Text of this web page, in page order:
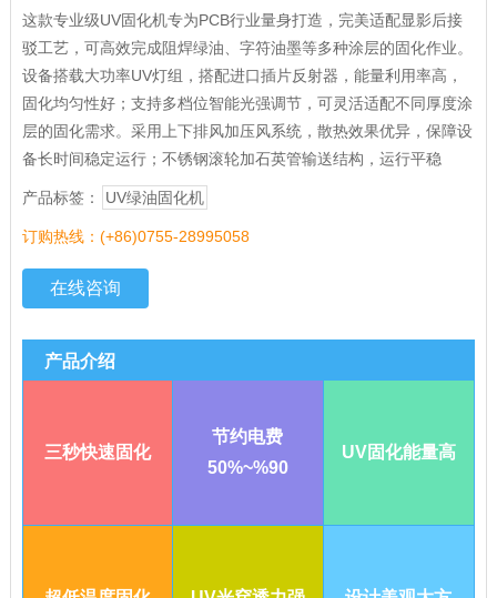
这款专业级UV固化机专为PCB行业量身打造，完美适配显影后接
驳工艺，可高效完成阻焊绿油、字符油墨等多种涂层的固化作业。
设备搭载大功率UV灯组，搭配进口插片反射器，能量利用率高，
固化均匀性好；支持多档位智能光强调节，可灵活适配不同厚度涂
层的固化需求。采用上下排风加压风系统，散热效果优异，保障设
备长时间稳定运行；不锈钢滚轮加石英管输送结构，运行平稳
产品标签： UV绿油固化机
订购热线：(+86)0755-28995058
在线咨询
产品介绍
三秒快速固化
节约电费
50%~%90
UV固化能量高